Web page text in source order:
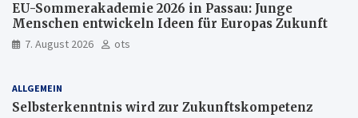
EU-Sommerakademie 2026 in Passau: Junge
Menschen entwickeln Ideen für Europas Zukunft
7. August 2026 ots
ALLGEMEIN
Selbsterkenntnis wird zur Zukunftskompetenz